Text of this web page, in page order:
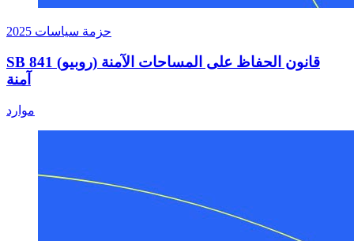
حزمة سياسات 2025
SB 841 (روبيو) قانون الحفاظ على المساحات الآمنة
آمنة
موارد